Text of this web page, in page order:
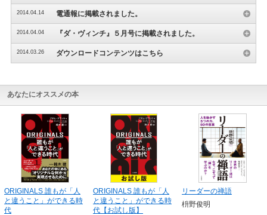
2014.04.14 電通報に掲載されました。
2014.04.04 『ダ・ヴィンチ』５月号に掲載されました。
2014.03.26 ダウンロードコンテンツはこちら
あなたにオススメの本
ORIGINALS 誰もが「人
と違うこと」ができる時
代
ORIGINALS 誰もが「人
と違うこと」ができる時
代【お試し版】
リーダーの禅語
枡野俊明